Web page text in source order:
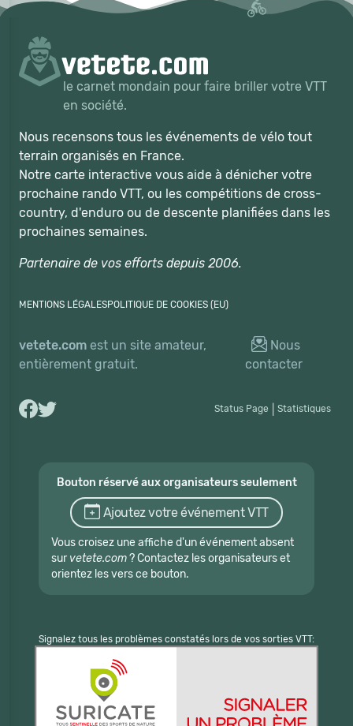
le carnet mondain pour faire briller votre VTT
en société.
Nous recensons tous les événements de vélo tout
terrain organisés en France.
Notre carte interactive vous aide à dénicher votre
prochaine rando VTT, ou les compétitions de cross-
country, d'enduro ou de descente planifiées dans les
prochaines semaines.
Partenaire de vos efforts depuis 2006.
MENTIONS LÉGALESPOLITIQUE DE COOKIES (EU)
vetete.com est un site amateur,
entièrement gratuit.
Nous
contacter
Status Page Statistiques
Bouton réservé aux organisateurs seulement
Ajoutez votre événement VTT
Vous croisez une affiche d'un événement absent
sur vetete.com? Contactez les organisateurs et
orientez les vers ce bouton.
Signalez tous les problèmes constatés lors de vos sorties VTT: